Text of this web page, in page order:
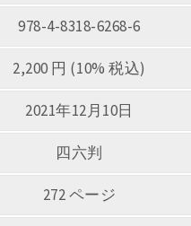
978-4-8318-6268-6
2,200 円 (10% 税込)
2021年12月10日
四六判
272 ページ